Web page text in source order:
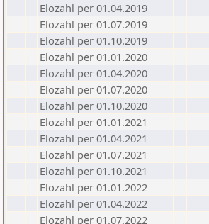
Elozahl per 01.04.2019
Elozahl per 01.07.2019
Elozahl per 01.10.2019
Elozahl per 01.01.2020
Elozahl per 01.04.2020
Elozahl per 01.07.2020
Elozahl per 01.10.2020
Elozahl per 01.01.2021
Elozahl per 01.04.2021
Elozahl per 01.07.2021
Elozahl per 01.10.2021
Elozahl per 01.01.2022
Elozahl per 01.04.2022
Elozahl per 01.07.2022